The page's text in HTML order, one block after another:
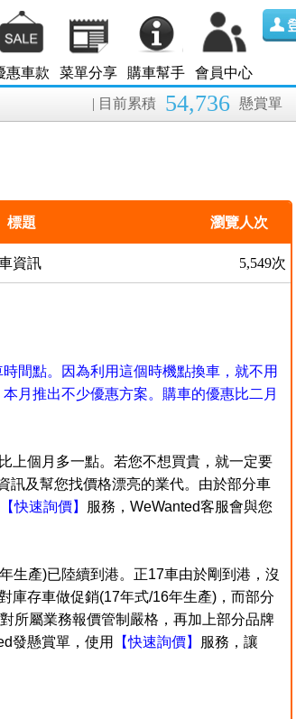
惠車款 菜單分享 購車幫手 會員中心
| 目前累積 54,736 懸賞單
標題 瀏覽人次
資訊 5,549次
間點。因為利用這個時機點換車，就不用
月推出不少優惠方案。購車的優惠比二月
上個月多一點。若您不想買貴，就一定要
訊及幫您找價格漂亮的業代。由於部分車
【快速詢價】
服務，WeWanted客服會與您
生產)已陸續到港。正17車由於剛到港，沒
庫存車做促銷(17年式/16年生產)，而部分
所屬業務報價管制嚴格，再加上部分品牌
發懸賞單，使用
【快速詢價】
服務，讓